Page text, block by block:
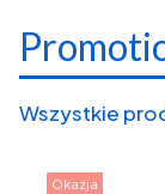
Wszystkie
Okazja